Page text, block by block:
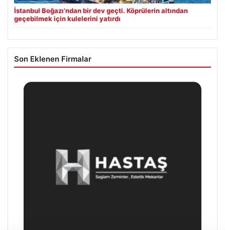
İstanbul Boğazı’ndan bir dev geçti. Köprülerin altından
geçebilmek için kulelerini yatırdı
Son Eklenen Firmalar